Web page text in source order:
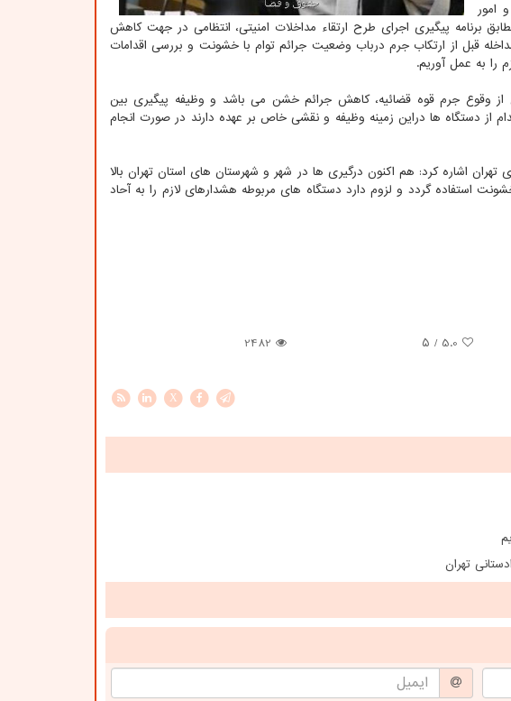
امور
برنامه پیگیری اجرای طرح ارتقاء مداخلات امنیتی، انتظامی در جهت کاهش
قبل از ارتکاب جرم درباب وضعیت جرائم توام با خشونت و بررسی اقدامات
را به عمل آوریم.
وقوع جرم قوه قضائیه، کاهش جرائم خشن می باشد و وظیفه پیگیری بین
از دستگاه ها دراین زمینه وظیفه و نقشی خاص بر عهده دارند در صورت انجام
اشاره کرد: هم اکنون درگیری ها در شهر و شهرستان های استان تهران بالا
استفاده گردد و لزوم دارد دستگاه های مربوطه هشدارهای لازم را به آحاد
5.0 / ۵
2482
X